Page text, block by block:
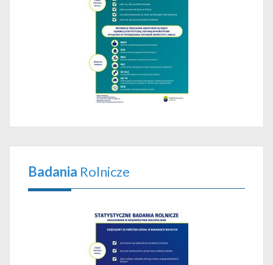
Badania Rolnicze